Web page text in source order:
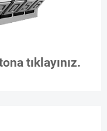
tıklayınız.